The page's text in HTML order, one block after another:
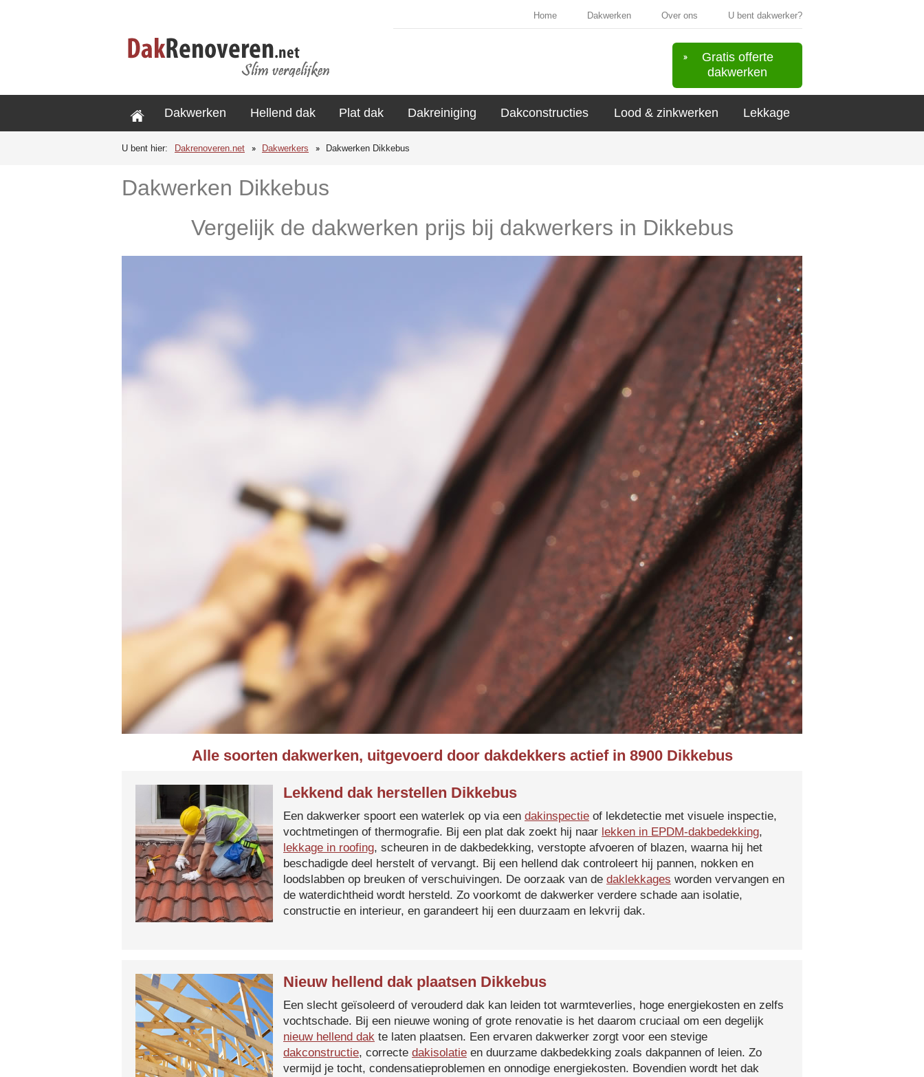
Home Dakwerken Over ons U bent dakwerker?
Gratis offerte
dakwerken
Dakwerken Hellend dak Plat dak Dakreiniging Dakconstructies Lood & zinkwerken Lekkage
U bent hier: Dakrenoveren.net Dakwerkers Dakwerken Dikkebus
Dakwerken Dikkebus
Vergelijk de dakwerken prijs bij dakwerkers in Dikkebus
Alle soorten dakwerken, uitgevoerd door dakdekkers actief in 8900 Dikkebus
Lekkend dak herstellen Dikkebus
Een dakwerker spoort een waterlek op via een dakinspectie of lekdetectie met visuele inspectie,
vochtmetingen of thermografie. Bij een plat dak zoekt hij naar lekken in EPDM-dakbedekking,
lekkage in roofing, scheuren in de dakbedekking, verstopte afvoeren of blazen, waarna hij het
beschadigde deel herstelt of vervangt. Bij een hellend dak controleert hij pannen, nokken en
loodslabben op breuken of verschuivingen. De oorzaak van de daklekkages worden vervangen en
de waterdichtheid wordt hersteld. Zo voorkomt de dakwerker verdere schade aan isolatie,
constructie en interieur, en garandeert hij een duurzaam en lekvrij dak.
Nieuw hellend dak plaatsen Dikkebus
Een slecht geïsoleerd of verouderd dak kan leiden tot warmteverlies, hoge energiekosten en zelfs
vochtschade. Bij een nieuwe woning of grote renovatie is het daarom cruciaal om een degelijk
nieuw hellend dak te laten plaatsen. Een ervaren dakwerker zorgt voor een stevige
dakconstructie, correcte dakisolatie en duurzame dakbedekking zoals dakpannen of leien. Zo
vermijd je tocht, condensatieproblemen en onnodige energiekosten. Bovendien wordt het dak